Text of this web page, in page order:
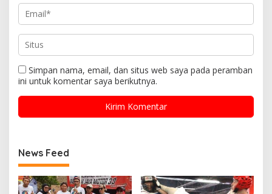
Simpan nama, email, dan situs web saya pada peramban
ini untuk komentar saya berikutnya.
News Feed